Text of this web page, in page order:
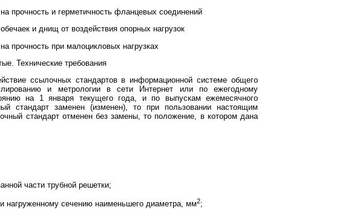
прочность и герметичность фланцевых соединений
и днищ от воздействия опорных нагрузок
прочность при малоцикловых нагрузках
Технические требования
ссылочных стандартов в информационной системе общего
и метрологии в сети Интернет или по ежегодному
на 1 января текущего года, и по выпускам ежемесячного
стандарт заменен (изменен), то при пользовании настоящим
стандарт отменен без замены, то положение, в котором дана
части трубной решетки;
нагруженному сечению наименьшего диаметра, мм2;